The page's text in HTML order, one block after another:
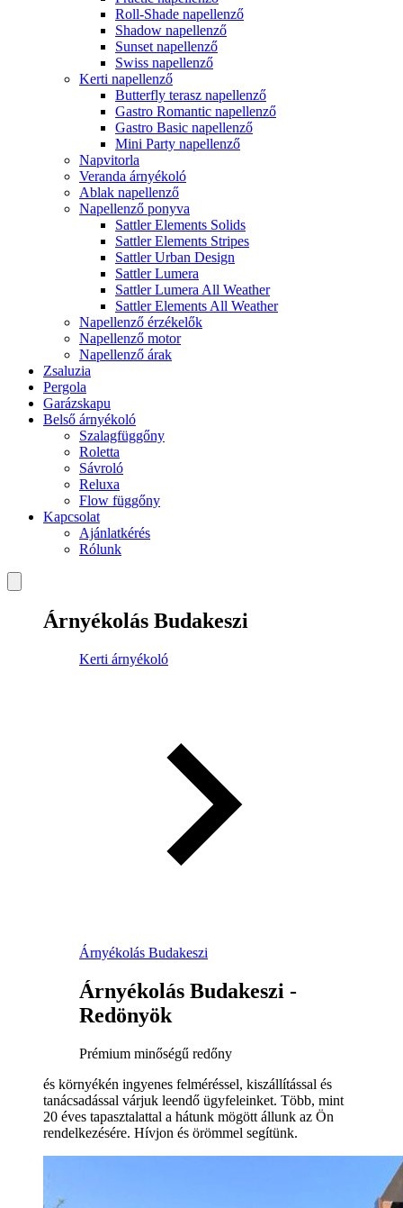
Roll-Shade napellenző
Shadow napellenző
Sunset napellenző
Swiss napellenző
Kerti napellenző
Butterfly terasz napellenző
Gastro Romantic napellenző
Gastro Basic napellenző
Mini Party napellenző
Napvitorla
Veranda árnyékoló
Ablak napellenző
Napellenző ponyva
Sattler Elements Solids
Sattler Elements Stripes
Sattler Urban Design
Sattler Lumera
Sattler Lumera All Weather
Sattler Elements All Weather
Napellenző érzékelők
Napellenző motor
Napellenző árak
Zsaluzia
Pergola
Garázskapu
Belső árnyékoló
Szalagfüggőny
Roletta
Sávroló
Reluxa
Flow függőny
Kapcsolat
Ajánlatkérés
Rólunk
Árnyékolás Budakeszi
Kerti árnyékoló
Árnyékolás Budakeszi
Árnyékolás Budakeszi -
Redönyök
Prémium minőségű redőny
és környékén ingyenes felméréssel, kiszállítással és
tanácsadással várjuk leendő ügyfeleinket. Több, mint
20 éves tapasztalattal a hátunk mögött állunk az Ön
rendelkezésére. Hívjon és örömmel segítünk.